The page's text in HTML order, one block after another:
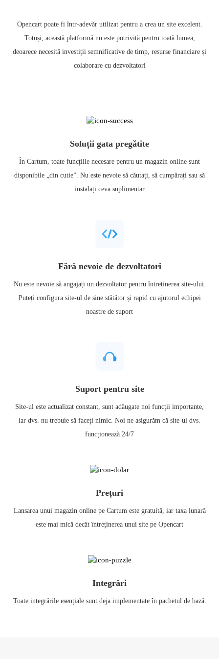
Opencart poate fi într-adevăr utilizat pentru a crea un site excelent.
Totuși, această platformă nu este potrivită pentru toată lumea,
deoarece necesită investiții semnificative de timp, resurse financiare și
colaborare cu dezvoltatori
Soluții gata pregătite
În Cartum, toate funcțiile necesare pentru un magazin online sunt
disponibile „din cutie”. Nu este nevoie să căutați, să cumpărați sau să
instalați ceva suplimentar
Fără nevoie de dezvoltatori
Nu este nevoie să angajați un dezvoltator pentru întreținerea site-ului.
Puteți configura site-ul de sine stătător și rapid cu ajutorul echipei
noastre de suport
Suport pentru site
Site-ul este actualizat constant, sunt adăugate noi funcții importante,
iar dvs. nu trebuie să faceți nimic. Noi ne asigurăm că site-ul dvs.
funcționează 24/7
Prețuri
Lansarea unui magazin online pe Cartum este gratuită, iar taxa lunară
este mai mică decât întreținerea unui site pe Opencart
Integrări
Toate integrările esențiale sunt deja implementate în pachetul de bază.